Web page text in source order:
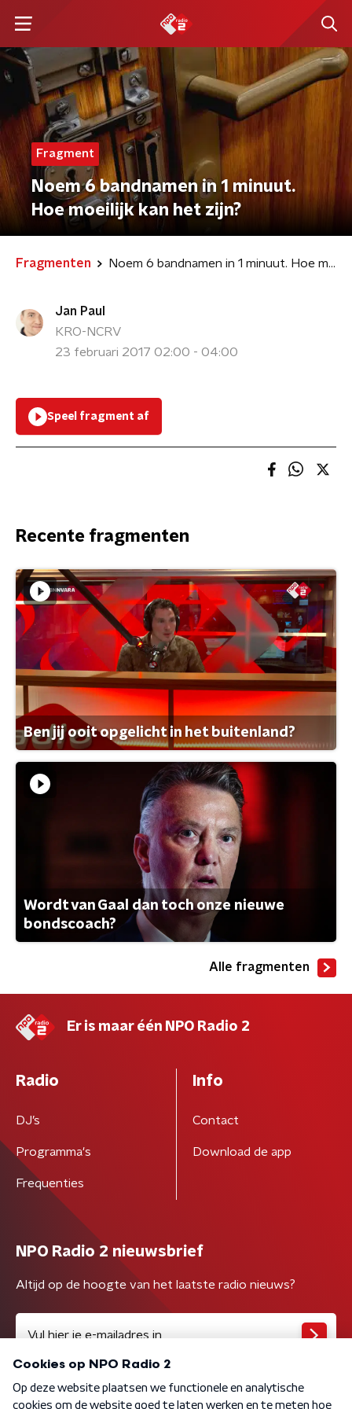
Fragment
Noem 6 bandnamen in 1 minuut.
Hoe moeilijk kan het zijn?
Fragmenten Noem 6 bandnamen in 1 minuut. Hoe moeilijk kan het zijn?
Jan Paul
KRO-NCRV
23 februari 2017 02:00 - 04:00
Speel fragment af
Recente fragmenten
Ben jij ooit opgelicht in het buitenland?
Wordt van Gaal dan toch onze nieuwe
bondscoach?
Alle fragmenten
Er is maar één NPO Radio 2
Radio
DJ’s
Programma's
Frequenties
Info
Contact
Download de app
NPO Radio 2 nieuwsbrief
Altijd op de hoogte van het laatste radio nieuws?